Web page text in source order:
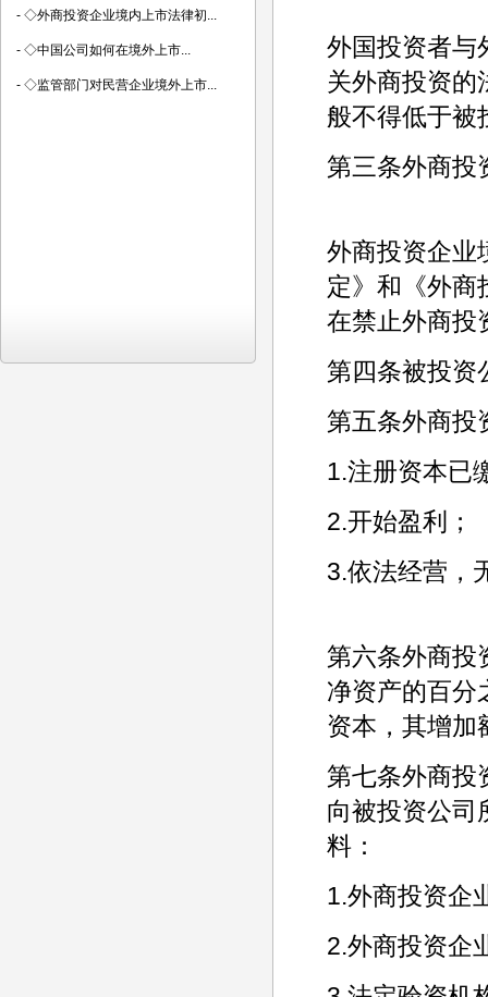
外国投资者与
关外商投资的
般不得低于被
第三条外商投
外商投资企业
定》和《外商
在禁止外商投
第四条被投资
第五条外商投
1.注册资本已
2.开始盈利；
3.依法经营，
第六条外商投
净资产的百分
资本，其增加
第七条外商投
向被投资公司
料：
1.外商投资企
2.外商投资企
- ◇外商投资企业境内上市法律初...
- ◇中国公司如何在境外上市...
- ◇监管部门对民营企业境外上市...